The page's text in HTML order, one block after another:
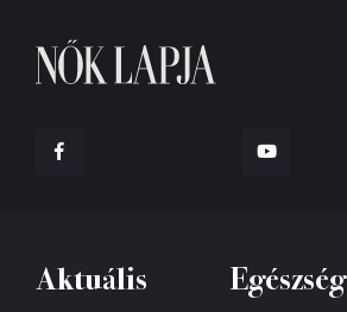
Aktuális Egészség